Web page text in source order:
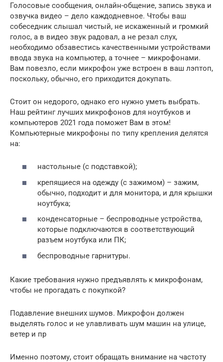
Голосовые сообщения, онлайн-общение, запись звука и
озвучка видео – дело каждодневное. Чтобы ваш
собеседник слышал чистый, не искаженный и громкий
голос, а в видео звук радовал, а не резал слух,
необходимо обзавестись качественными устройствами
ввода звука на компьютер, а точнее – микрофонами.
Вам повезло, если микрофон уже встроен в ваш лэптоп,
поскольку, обычно, его приходится докупать.
Стоит он недорого, однако его нужно уметь выбрать.
Наш рейтинг лучших микрофонов для ноутбуков и
компьютеров 2021 года поможет Вам в этом!
Компьютерные микрофоны по типу крепления делятся
на:
настольные (с подставкой);
крепящиеся на одежду (с зажимом) – зажим,
обычно, подходит и для монитора, и для крышки
ноутбука;
конденсаторные – беспроводные устройства,
которые подключаются в соответствующий
разъем ноутбука или ПК;
беспроводные гарнитуры.
Какие требования нужно предъявлять к микрофонам,
чтобы не прогадать с покупкой?
Подавление внешних шумов. Микрофон должен
выделять голос и не улавливать шум машин на улице,
ветер и пр
Именно поэтому, стоит обращать внимание на частоту